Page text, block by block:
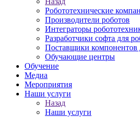
Робототехнические
Производители роботов
Интеграторы
Разработчики софта для
Поставщики компонентов
Обучающие центры
Обучение
Медиа
Мероприятия
Наши услуги
Назад
Наши услуги